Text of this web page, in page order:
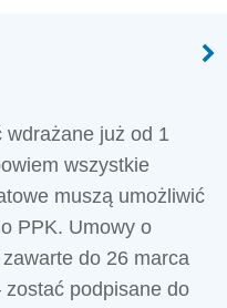
wdrażane już od 1
wszystkie
muszą umożliwić
PPK. Umowy o
do 26 marca
podpisane do